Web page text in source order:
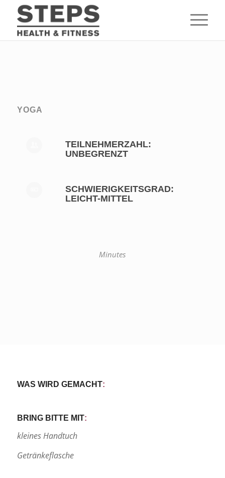
YOGA
TEILNEHMERZAHL:
UNBEGRENZT
SCHWIERIGKEITSGRAD:
LEICHT-MITTEL
Minutes
WAS WIRD GEMACHT:
BRING BITTE MIT:
kleines Handtuch
Getränkeflasche